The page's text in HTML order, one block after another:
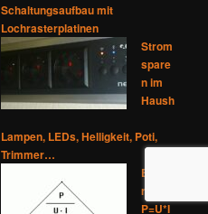
Schaltungsaufbau mit
Lochrasterplatinen
Strom
spare
n im
Haush
Lampen, LEDs, Helligkeit, Poti,
Trimmer…
Eselsb
rücke:
P=U*I